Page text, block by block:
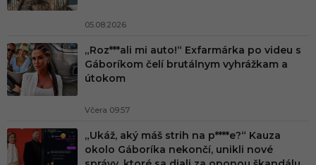
05.08.2026
„Roz***ali mi auto!“ Exfarmárka po videu s
Gáboríkom čelí brutálnym vyhrážkam a
útokom
Včera 09:57
„Ukáž, aký máš strih na p****e?“ Kauza
okolo Gáboríka nekončí, unikli nové